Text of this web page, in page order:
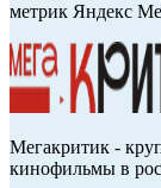
метрик Яндекс
Мегакритик -
кинофильмы в